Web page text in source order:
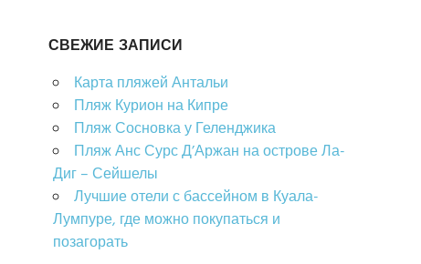
СВЕЖИЕ ЗАПИСИ
Карта пляжей Антальи
Пляж Курион на Кипре
Пляж Сосновка у Геленджика
Пляж Анс Сурс Д’Аржан на острове Ла-
Диг – Сейшелы
Лучшие отели с бассейном в Куала-
Лумпуре, где можно покупаться и
позагорать